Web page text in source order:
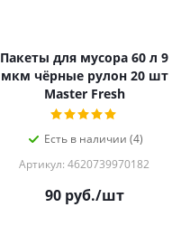
Пакеты для мусора 60 л 9
мкм чёрные рулон 20 шт
Master Fresh
Есть в наличии (4)
Артикул: 4620739970182
90руб./шт